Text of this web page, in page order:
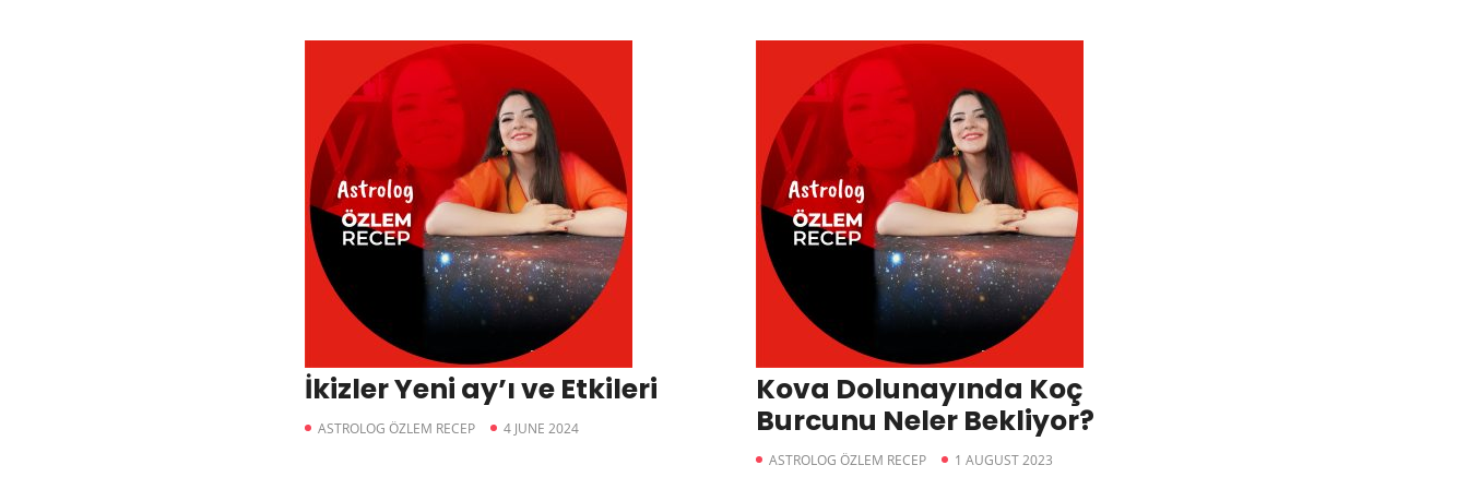
İkizler Yeni ay’ı ve Etkileri
ASTROLOG ÖZLEM RECEP 4 JUNE 2024
Kova Dolunayında Koç
Burcunu Neler Bekliyor?
ASTROLOG ÖZLEM RECEP 1 AUGUST 2023